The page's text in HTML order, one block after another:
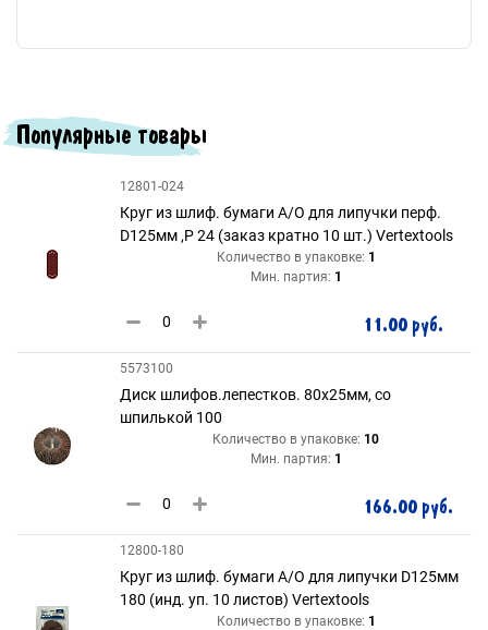
Популярные товары
12801-024
Круг из шлиф. бумаги А/О для липучки перф.
D125мм ,Р 24 (заказ кратно 10 шт.) Vertextools
Количество в упаковке: 1
Мин. партия: 1
11.00 руб.
5573100
Диск шлифов.лепестков. 80х25мм, со
шпилькой 100
Количество в упаковке: 10
Мин. партия: 1
166.00 руб.
12800-180
Круг из шлиф. бумаги А/О для липучки D125мм
180 (инд. уп. 10 листов) Vertextools
Количество в упаковке: 1